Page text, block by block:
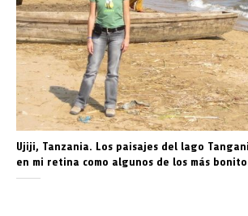
Ujiji, Tanzania. Los paisajes del lago
en mi retina como algunos de los más